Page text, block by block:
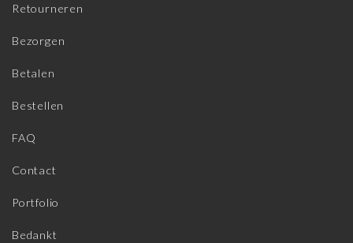
Retourneren
Bezorgen
Betalen
Bestellen
FAQ
Contact
Portfolio
Bedankt